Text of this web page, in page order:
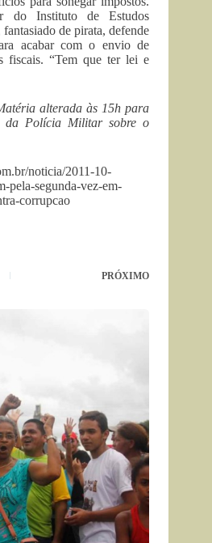
do Instituto de Estudos
de pirata, defende
acabar com o envio de
fiscais. “Tem que ter lei e
alterada às 15h para
da Polícia Militar sobre o
noticia/2011-10-
pela-segunda-vez-em-
corrupcao
PRÓXIMO